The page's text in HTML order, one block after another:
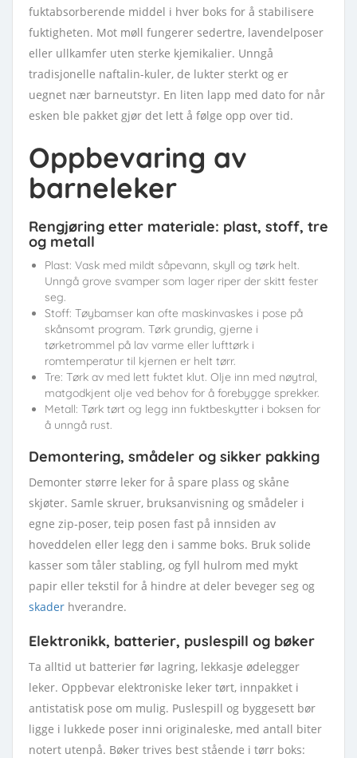
fuktabsorberende middel i hver boks for å stabilisere
fuktigheten. Mot møll fungerer sedertre, lavendelposer
eller ullkamfer uten sterke kjemikalier. Unngå
tradisjonelle naftalin-kuler, de lukter sterkt og er
uegnet nær barneutstyr. En liten lapp med dato for når
esken ble pakket gjør det lett å følge opp over tid.
Oppbevaring av
barneleker
Rengjøring etter materiale: plast, stoff, tre
og metall
Plast: Vask med mildt såpevann, skyll og tørk helt.
Unngå grove svamper som lager riper der skitt fester
seg.
Stoff: Tøybamser kan ofte maskinvaskes i pose på
skånsomt program. Tørk grundig, gjerne i
tørketrommel på lav varme eller lufttørk i
romtemperatur til kjernen er helt tørr.
Tre: Tørk av med lett fuktet klut. Olje inn med nøytral,
matgodkjent olje ved behov for å forebygge sprekker.
Metall: Tørk tørt og legg inn fuktbeskytter i boksen for
å unngå rust.
Demontering, smådeler og sikker pakking
Demonter større leker for å spare plass og skåne
skjøter. Samle skruer, bruksanvisning og smådeler i
egne zip-poser, teip posen fast på innsiden av
hoveddelen eller legg den i samme boks. Bruk solide
kasser som tåler stabling, og fyll hulrom med mykt
papir eller tekstil for å hindre at deler beveger seg og
skader hverandre.
Elektronikk, batterier, puslespill og bøker
Ta alltid ut batterier før lagring, lekkasje ødelegger
leker. Oppbevar elektroniske leker tørt, innpakket i
antistatisk pose om mulig. Puslespill og byggesett bør
ligge i lukkede poser inni originaleske, med antall biter
notert utenpå. Bøker trives best stående i tørr boks: